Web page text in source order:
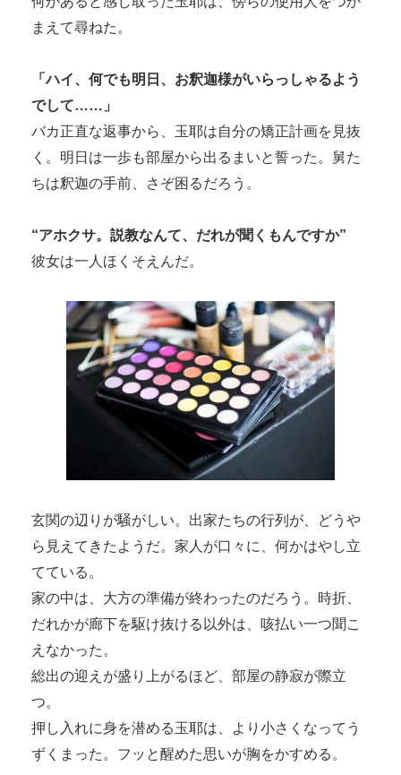
まえて尋ねた。
「ハイ、何でも明日、お釈迦様がいらっしゃるよう
でして……」
バカ正直な返事から、玉耶は自分の矯正計画を見抜
く。明日は一歩も部屋から出るまいと誓った。舅た
ちは釈迦の手前、さぞ困るだろう。
“アホクサ。説教なんて、だれが聞くもんですか”
彼女は一人ほくそえんだ。
玄関の辺りが騒がしい。出家たちの行列が、どうや
ら見えてきたようだ。家人が口々に、何かはやし立
てている。
家の中は、大方の準備が終わったのだろう。時折、
だれかが廊下を駆け抜ける以外は、咳払い一つ聞こ
えなかった。
総出の迎えが盛り上がるほど、部屋の静寂が際立
つ。
押し入れに身を潜める玉耶は、より小さくなってう
ずくまった。フッと醒めた思いが胸をかすめる。